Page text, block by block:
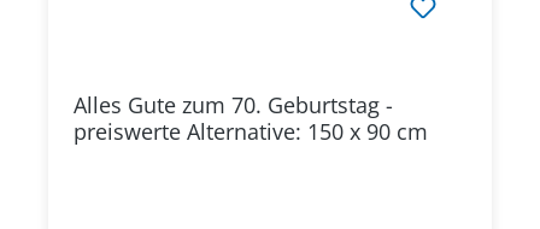
Alles Gute zum 70. Geburtstag -
preiswerte Alternative: 150 x 90 cm